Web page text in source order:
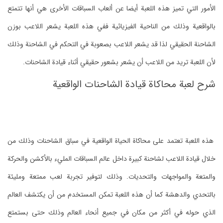
الأمور التي تميز هذه اللعبة أيضا عن ألعاب السباقات الأخرى هي أنها تتمتع
بالواقعية وذلك من الناحية الفيزيائية ففي هذه اللعبة يشعر اللاعب بوزن
الشاحنة الحقيقي لذا قد يشعر اللاعب بصعوبة في التحكم في الشاحنة وذلك
لأن اللعبة تريد من اللاعب أن يشعر بشعور حقيقي أثناء قيادة الشاحنات.
شرح لعبة محاكاة قيادة الشاحنات الواقعية
هذه اللعبة تعتمد على محاكاة الحياة الواقعية في سباق الشاحنات وذلك من
خلال قيادة اللاعب لشاحنة كبيرة داخل عالم السباقات المليء بالأكشن والحركة
والمتعة والمواجهات والتحديات. وذلك لتوفير تجربة لعب ممتعة ومليئة
بالتحدي والدهشة كما أن هذه اللعبة تمكن المستخدم من أن يكتشف العالم
الذي حوله في أكثر من مكان في جميع أنحاء العالم وذلك حتى بستمتع